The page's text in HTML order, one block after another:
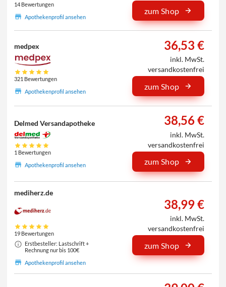
14 Bewertungen
Apothekenprofil ansehen
zum Shop
medpex
321 Bewertungen
Apothekenprofil ansehen
36,53 €
inkl. MwSt.
versandkostenfrei
zum Shop
Delmed Versandapotheke
1 Bewertungen
Apothekenprofil ansehen
38,56 €
inkl. MwSt.
versandkostenfrei
zum Shop
mediherz.de
19 Bewertungen
Erstbesteller: Lastschrift +
Rechnung nur bis 100€
Apothekenprofil ansehen
38,99 €
inkl. MwSt.
versandkostenfrei
zum Shop